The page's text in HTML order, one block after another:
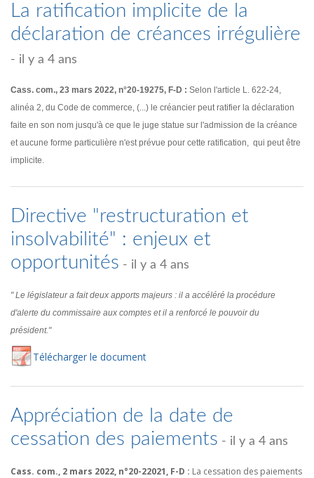
La ratification implicite de la
déclaration de créances irrégulière
- il y a 4 ans
Cass. com., 23 mars 2022, n°20-19275, F-D : Selon l'article L. 622-24,
alinéa 2, du Code de commerce, (...) le créancier peut ratifier la déclaration
faite en son nom jusqu'à ce que le juge statue sur l'admission de la créance
et aucune forme particulière n'est prévue pour cette ratification, qui peut être
implicite.
Directive "restructuration et
insolvabilité" : enjeux et
opportunités - il y a 4 ans
" Le législateur a fait deux apports majeurs : il a accéléré la procédure
d'alerte du commissaire aux comptes et il a renforcé le pouvoir du
président."
Télécharger le document
Appréciation de la date de
cessation des paiements - il y a 4 ans
Cass. com., 2 mars 2022, n°20-22021, F-D : La cessation des paiements